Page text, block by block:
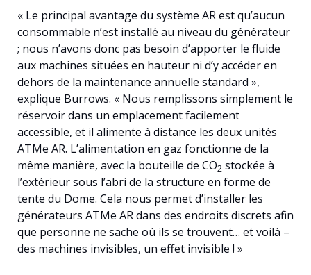
« Le principal avantage du système AR est qu’aucun
consommable n’est installé au niveau du générateur
; nous n’avons donc pas besoin d’apporter le fluide
aux machines situées en hauteur ni d’y accéder en
dehors de la maintenance annuelle standard »,
explique Burrows. « Nous remplissons simplement le
réservoir dans un emplacement facilement
accessible, et il alimente à distance les deux unités
ATMe AR. L’alimentation en gaz fonctionne de la
même manière, avec la bouteille de CO2 stockée à
l’extérieur sous l’abri de la structure en forme de
tente du Dome. Cela nous permet d’installer les
générateurs ATMe AR dans des endroits discrets afin
que personne ne sache où ils se trouvent… et voilà –
des machines invisibles, un effet invisible ! »